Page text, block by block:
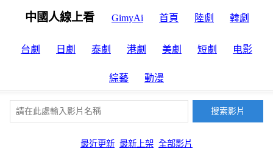
中國人線上看 GimyAi 首頁 陸劇 韓劇
台劇 日劇 泰劇 港劇 美劇 短劇 电影
綜藝 動漫
最近更新 最新上架 全部影片